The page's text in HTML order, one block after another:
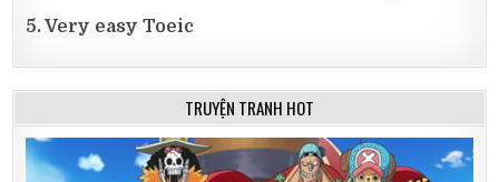
5. Very easy Toeic
TRUYỆN TRANH HOT